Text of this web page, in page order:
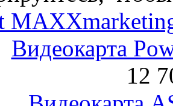
Видеокарта
12